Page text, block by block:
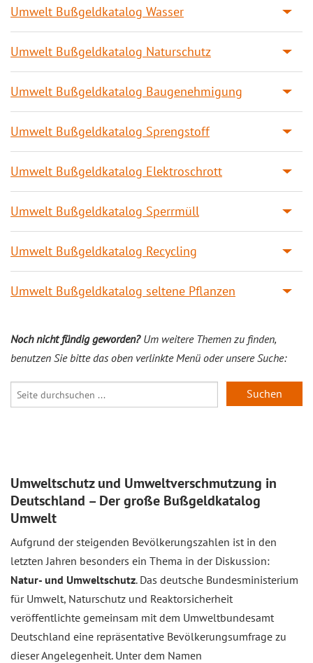
Umwelt Bußgeldkatalog Wasser
Umwelt Bußgeldkatalog Naturschutz
Umwelt Bußgeldkatalog Baugenehmigung
Umwelt Bußgeldkatalog Sprengstoff
Umwelt Bußgeldkatalog Elektroschrott
Umwelt Bußgeldkatalog Sperrmüll
Umwelt Bußgeldkatalog Recycling
Umwelt Bußgeldkatalog seltene Pflanzen
Noch nicht fündig geworden?Um weitere Themen zu finden,
benutzen Sie bitte das oben verlinkte Menü oder unsere Suche:
Suchen
Umweltschutz und Umweltverschmutzung in
Deutschland – Der große Bußgeldkatalog
Umwelt
Aufgrund der steigenden Bevölkerungszahlen ist in den
letzten Jahren besonders ein Thema in der Diskussion:
Natur- und Umweltschutz. Das deutsche Bundesministerium
für Umwelt, Naturschutz und Reaktorsicherheit
veröffentlichte gemeinsam mit dem Umweltbundesamt
Deutschland eine repräsentative Bevölkerungsumfrage zu
dieser Angelegenheit. Unter dem Namen